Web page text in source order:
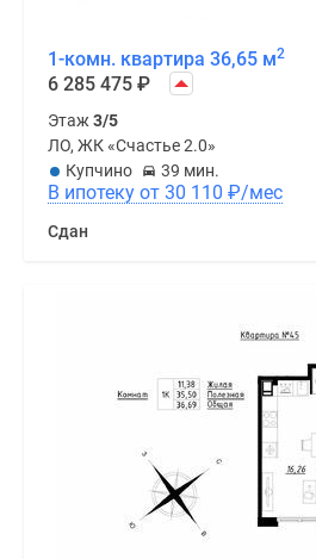
1-комн. квартира 36,65 м2
6 285 475 ₽
Этаж3/5
ЛО, ЖК «Счастье 2.0»
Купчино
39 мин.
В ипотеку от 30 110 ₽/мес
Сдан